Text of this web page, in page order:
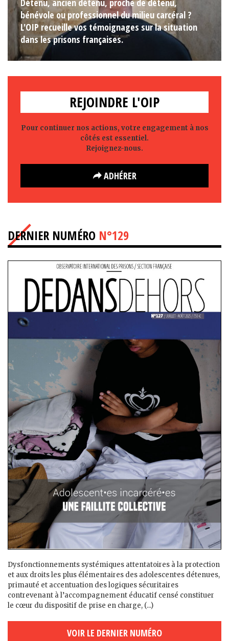
Détenu, ancien détenu, proche de détenu,
bénévole ou professionnel du milieu carcéral ?
L'OIP recueille vos témoignages sur la situation
dans les prisons françaises.
REJOINDRE L'OIP
Pour continuer nos actions, votre engagement à nos
côtés est essentiel.
Rejoignez-nous.
ADHÉRER
DERNIER NUMÉRO N°129
Dysfonctionnements systémiques attentatoires à la protection
et aux droits les plus élémentaires des adolescent·es détenu·es,
primauté et accentuation des logiques sécuritaires
contrevenant à l’accompagnement éducatif censé constituer
le cœur du dispositif de prise en charge, (...)
VOIR LE DERNIER NUMÉRO